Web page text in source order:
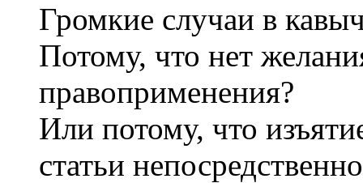
Громкие случаи в
Потому, что нет
правоприменения?
Или потому, что
статьи